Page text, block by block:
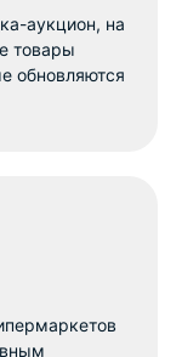
аукцион, на
товары
обновляются